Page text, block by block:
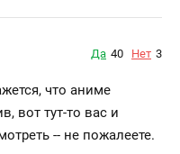
Да 40 Нет 3
что аниме
вот тут-то вас и
-- не пожалеете.